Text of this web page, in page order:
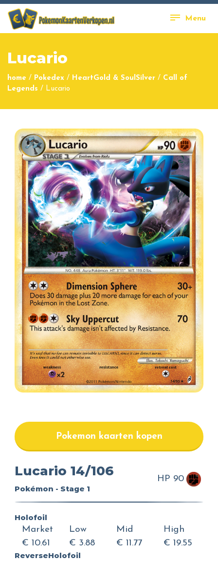
Menu
Lucario
home / Pokedex / HeartGold & SoulSilver / Call of
Legends / Lucario
Pokemon kaarten kopen
Lucario 14/106
Pokémon - Stage 1
HP 90
Holofoil
Market
€ 10.61
Low
€ 3.88
Mid
€ 11.77
High
€ 19.55
ReverseHolofoil